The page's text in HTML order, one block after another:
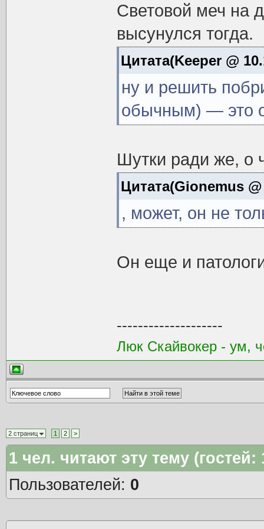
Световой меч на
высунулся тогда.
Цитата(Keeper @
ну и решить
обычным) — это
Шутки ради же, о
Цитата(Gionemus
, может, он не
Он еще и
--------------------
Люк Скайвокер - ум,
2 страниц 1 2 >
1чел. читают эту тему
Пользователей: 0